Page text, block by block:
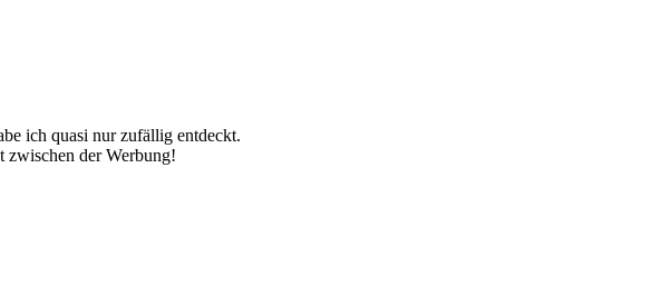
ich quasi nur zufällig entdeckt.
zwischen der Werbung!